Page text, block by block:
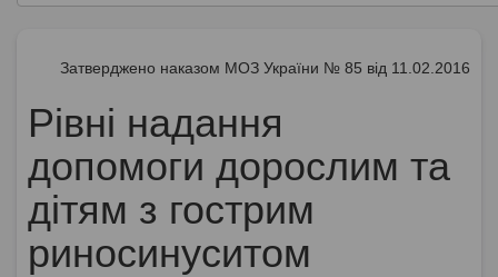
Затверджено наказом МОЗ України № 85 від 11.02.2016
Рівні надання
допомоги дорослим та
дітям з гострим
риносинуситом